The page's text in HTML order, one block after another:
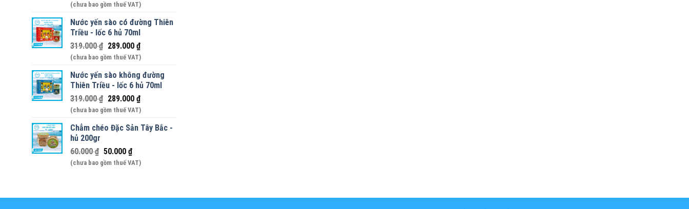
(chưa bao gồm thuế VAT)
Nước yến sào có đường Thiên
Triều - lốc 6 hủ 70ml
319.000₫ 289.000 ₫
(chưa bao gồm thuế VAT)
Nước yến sào không đường
Thiên Triều - lốc 6 hủ 70ml
319.000₫ 289.000 ₫
(chưa bao gồm thuế VAT)
Chẳm chéo Đặc Sản Tây Bắc -
hủ 200gr
60.000₫ 50.000 ₫
(chưa bao gồm thuế VAT)